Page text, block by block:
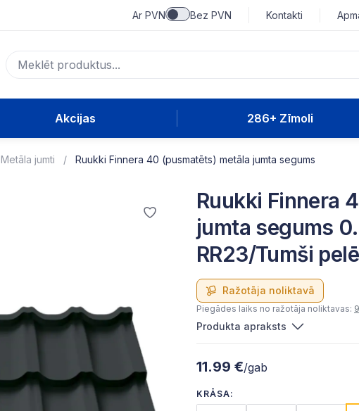
Ar PVN Bez PVN Kontakti
Akcijas 286+ Zīmoli
Metāla jumti Ruukki Finnera 40 (pusmatēts) metāla jumta segums
Ruukki Finnera
jumta segums
RR23/Tumši
Ražotāja noliktavā
Piegādes laiks no ražotāja noliktavas:
Produkta apraksts
11.99 €/gab
KRĀSA: